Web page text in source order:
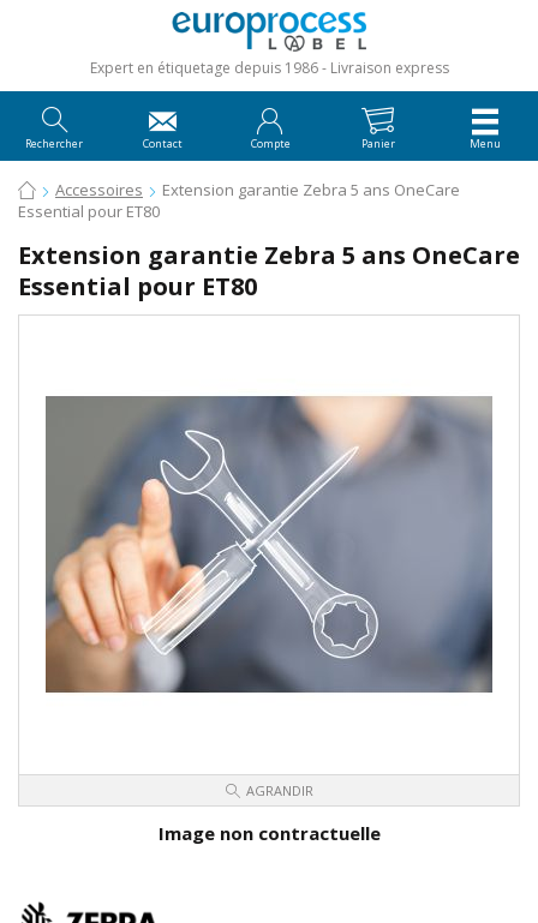
Expert en étiquetage depuis 1986 Livraison express
Rechercher Contact Compte Panier Menu
Accessoires
Extension garantie Zebra 5 ans OneCare
Essential pour ET80
Extension garantie Zebra 5 ans OneCare
Essential pour ET80
AGRANDIR
Image non contractuelle